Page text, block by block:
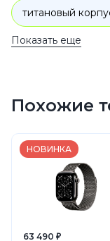
титановый
Натуральный
Показать еще
Похожие
НОВИНКА
63 490 ₽